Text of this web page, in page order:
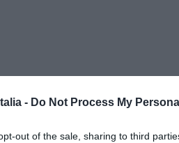
- Do Not Process My
out of the sale, sharing to third
" 90 alunni di scuole